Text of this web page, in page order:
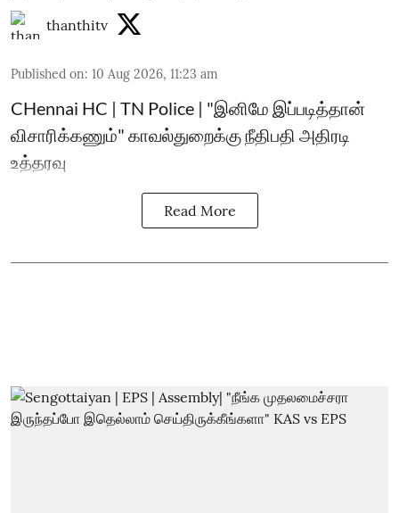
thanthitv
Published on: 10 Aug 2026, 11:23 am
CHennai HC | TN Police | "இனிமே இப்படித்தான்
விசாரிக்கணும்" காவல்துறைக்கு நீதிபதி அதிரடி
உத்தரவு
Read More